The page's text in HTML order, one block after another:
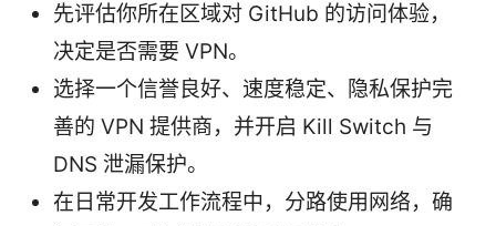
先评估你所在区域对 GitHub 的访问体验，
决定是否需要 VPN。
选择一个信誉良好、速度稳定、隐私保护完
善的 VPN 提供商，并开启 Kill Switch 与
DNS 泄漏保护。
在日常开发工作流程中，分路使用网络，确